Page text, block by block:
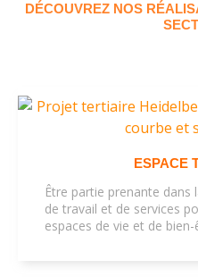
DÉCOUVREZ NOS
ESPACE
Être partie prenante dans
de travail et de services
espaces de vie et de bien-